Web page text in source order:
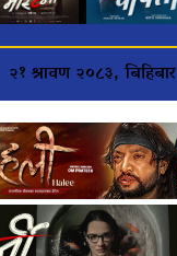
२१ श्रावण २०८३, बिहिबार